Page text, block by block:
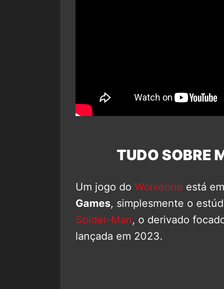
TUDO SOBRE
Um jogo do Wolverine está
Games, simplesmente o
Spider-Man, o derivado
lançada em 2023.